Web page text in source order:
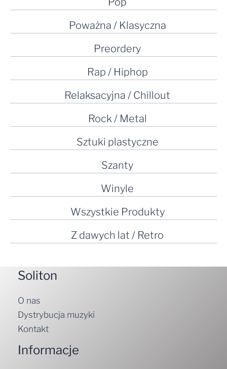
Poważna / Klasyczna
Preordery
Rap / Hiphop
Relaksacyjna / Chillout
Rock / Metal
Sztuki plastyczne
Szanty
Winyle
Wszystkie Produkty
Z dawych lat / Retro
Soliton
O nas
Dystrybucja muzyki
Kontakt
Informacje